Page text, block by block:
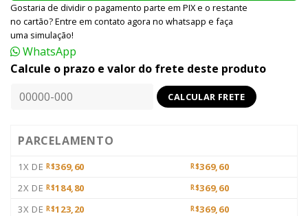
Gostaria de dividir o pagamento parte em PIX e o restante
no cartão? Entre em contato agora no whatsapp e faça
uma simulação!
WhatsApp
Calcule o prazo e valor do frete deste produto
PARCELAMENTO
1X DE R$369,60 R$369,60
2X DE R$184,80 R$369,60
3X DE R$123,20 R$369,60